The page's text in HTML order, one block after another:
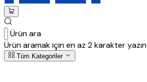
Ürün ara
Ürün aramak için en az 2 karakter yazın
Tüm Kategoriler